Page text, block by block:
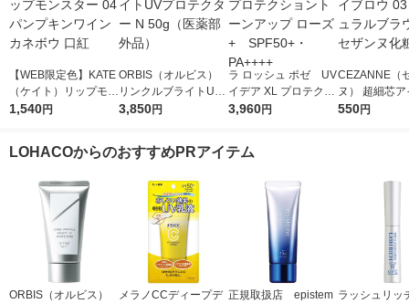
【WEB限定色】KATE
（ケイト）リップモン
スター 04 パンプキン
1,540円
ORBIS（オルビス）
リンクルブライトUV
プロテクター N 50g
3,850円
ラ ロッシュ ポゼ UV
イデア XL プロテクシ
ョントーンアップ ロ
3,960円
CEZANNE（
ヌ） 超細芯
ウ 03（ナチ
550円
LOHACOからのおすすめPRアイテム
ORBIS（オルビス）
メラノCCディープデ 正規取扱店 epistem ラッシュリッ